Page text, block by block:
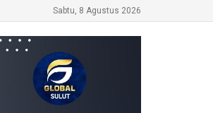
Sabtu, 8 Agustus 2026